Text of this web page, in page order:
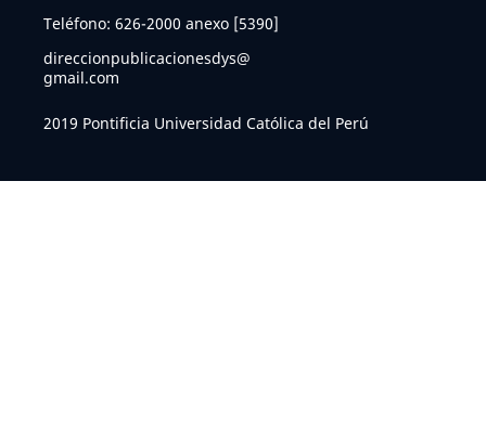
Teléfono: 626-2000 anexo [5390]
direccionpublicacionesdys@
gmail.com
2019 Pontificia Universidad Católica del Perú